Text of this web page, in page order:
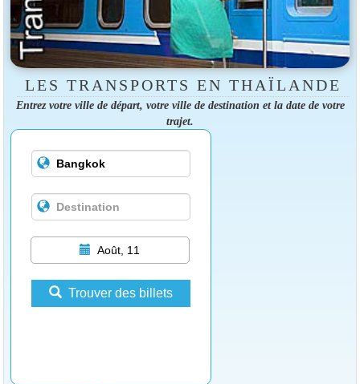
LES TRANSPORTS EN THAÏLANDE
Entrez votre ville de départ, votre ville de destination et la date de votre
trajet.
Août, 11
Trouver des billets